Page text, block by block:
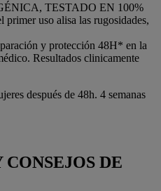
TESTADO EN 100%
uso alisa las rugosidades,
y protección 48H* en la
Resultados clinicamente
después de 48h. 4 semanas
DE